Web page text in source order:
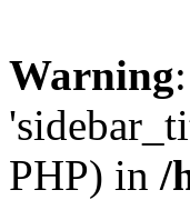
Warning
PHP) in /